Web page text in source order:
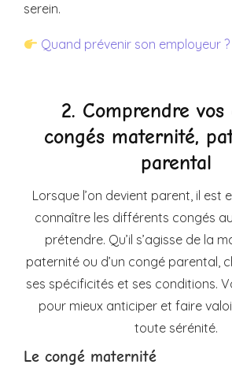
serein.
Quand prévenir son employeur ?
2. Comprendre
congés maternité,
parental
Lorsque l’on devient parent, il est
connaître les différents congés
prétendre. Qu’il s’agisse de la
paternité ou d’un congé parental,
ses spécificités et ses conditions.
pour mieux anticiper et faire
toute sérénité.
Le congé maternité